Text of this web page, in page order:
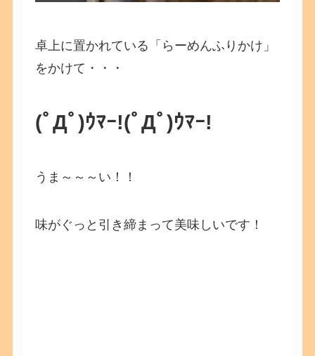
卓上に置かれている「らーめんふりかけ」
をかけて・・・
(ﾟДﾟ)ｳﾏｰ!(ﾟДﾟ)ｳﾏｰ!
うま～～～い！！
味がぐっと引き締まって美味しいです！